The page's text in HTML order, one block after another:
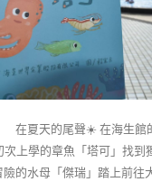
在夏天的尾聲☀️ 在海生館
次上學的章魚「塔可」找到
的水母「傑瑞」踏上前往